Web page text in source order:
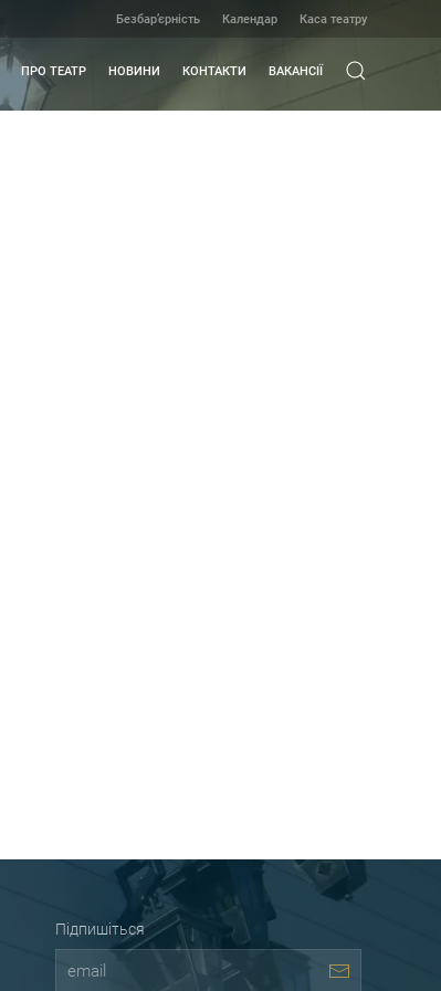
Безбар’єрність Календар Каса театру
ПРО ТЕАТР НОВИНИ КОНТАКТИ ВАКАНСІЇ
Підпишіться